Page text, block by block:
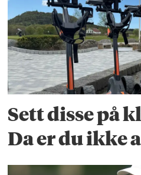
Sett disse på
Da er du ikke